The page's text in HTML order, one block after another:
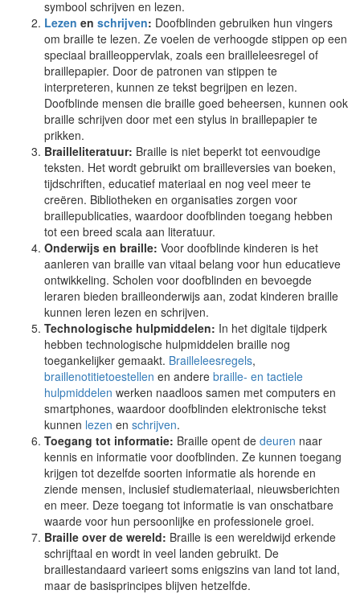
symbool schrijven en lezen.
Lezen en schrijven: Doofblinden gebruiken hun vingers
om braille te lezen. Ze voelen de verhoogde stippen op een
speciaal brailleoppervlak, zoals een brailleleesregel of
braillepapier. Door de patronen van stippen te
interpreteren, kunnen ze tekst begrijpen en lezen.
Doofblinde mensen die braille goed beheersen, kunnen ook
braille schrijven door met een stylus in braillepapier te
prikken.
Brailleliteratuur: Braille is niet beperkt tot eenvoudige
teksten. Het wordt gebruikt om brailleversies van boeken,
tijdschriften, educatief materiaal en nog veel meer te
creëren. Bibliotheken en organisaties zorgen voor
braillepublicaties, waardoor doofblinden toegang hebben
tot een breed scala aan literatuur.
Onderwijs en braille: Voor doofblinde kinderen is het
aanleren van braille van vitaal belang voor hun educatieve
ontwikkeling. Scholen voor doofblinden en bevoegde
leraren bieden brailleonderwijs aan, zodat kinderen braille
kunnen leren lezen en schrijven.
Technologische hulpmiddelen: In het digitale tijdperk
hebben technologische hulpmiddelen braille nog
toegankelijker gemaakt. Brailleleesregels,
braillenotitietoestellen en andere braille- en tactiele
hulpmiddelen werken naadloos samen met computers en
smartphones, waardoor doofblinden elektronische tekst
kunnen lezen en schrijven.
Toegang tot informatie: Braille opent de deuren naar
kennis en informatie voor doofblinden. Ze kunnen toegang
krijgen tot dezelfde soorten informatie als horende en
ziende mensen, inclusief studiemateriaal, nieuwsberichten
en meer. Deze toegang tot informatie is van onschatbare
waarde voor hun persoonlijke en professionele groei.
Braille over de wereld: Braille is een wereldwijd erkende
schrijftaal en wordt in veel landen gebruikt. De
braillestandaard varieert soms enigszins van land tot land,
maar de basisprincipes blijven hetzelfde.